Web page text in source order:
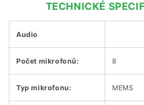
TECHNICKÉ
Audio
Počet mikrofonů: 8
Typ mikrofonu: MEMS